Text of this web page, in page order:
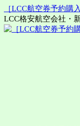
［LCC航空券予約購
LCC格安航空会社・